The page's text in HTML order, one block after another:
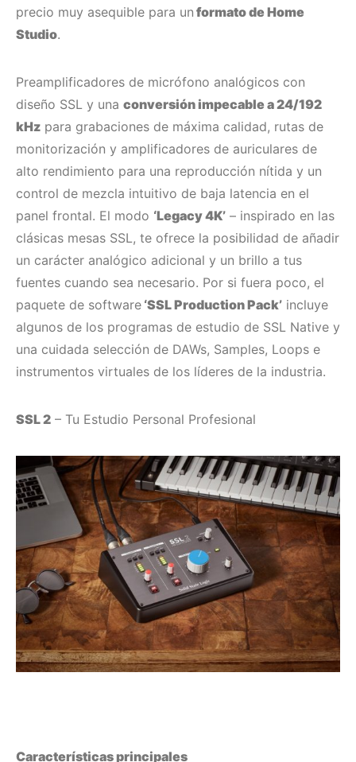
precio muy asequible para un formato de Home
Studio.
Preamplificadores de micrófono analógicos con
diseño SSL y una conversión impecable a 24/192
kHz para grabaciones de máxima calidad, rutas de
monitorización y amplificadores de auriculares de
alto rendimiento para una reproducción nítida y un
control de mezcla intuitivo de baja latencia en el
panel frontal. El modo ‘Legacy 4K’ – inspirado en las
clásicas mesas SSL, te ofrece la posibilidad de añadir
un carácter analógico adicional y un brillo a tus
fuentes cuando sea necesario. Por si fuera poco, el
paquete de software ‘SSL Production Pack’ incluye
algunos de los programas de estudio de SSL Native y
una cuidada selección de DAWs, Samples, Loops e
instrumentos virtuales de los líderes de la industria.
SSL 2 – Tu Estudio Personal Profesional
Características principales